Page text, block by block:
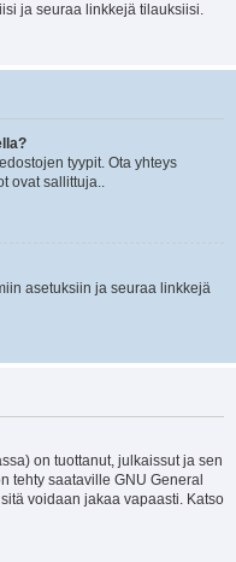
ja seuraa linkkejä tilauksiisi.
tyypit. Ota yhteys
ovat sallittuja..
asetuksiin ja seuraa linkkejä
on tuottanut, julkaissut ja sen
tehty saataville GNU General
voidaan jakaa vapaasti. Katso